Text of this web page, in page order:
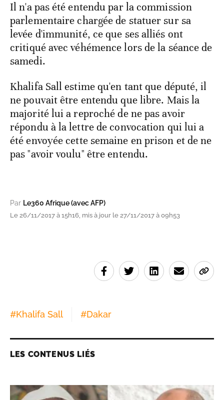
Il n'a pas été entendu par la commission
parlementaire chargée de statuer sur sa
levée d'immunité, ce que ses alliés ont
critiqué avec véhémence lors de la séance de
samedi.
Khalifa Sall estime qu'en tant que député, il
ne pouvait être entendu que libre. Mais la
majorité lui a reproché de ne pas avoir
répondu à la lettre de convocation qui lui a
été envoyée cette semaine en prison et de ne
pas "avoir voulu" être entendu.
Par Le360 Afrique (avec AFP)
Le 26/11/2017 à 15h16, mis à jour le 27/11/2017 à 09h53
#Khalifa Sall #Dakar
LES CONTENUS LIÉS